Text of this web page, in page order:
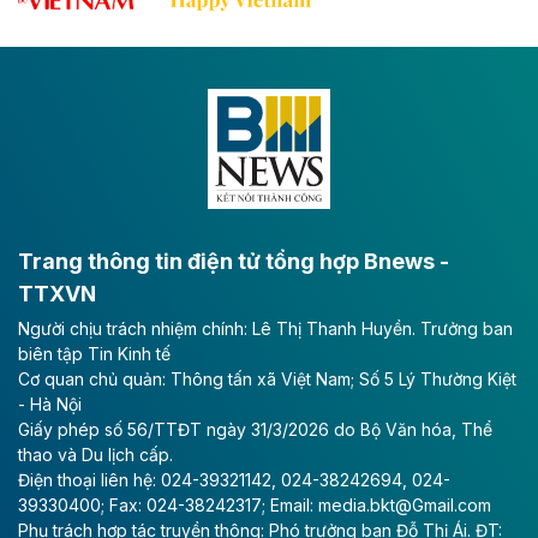
tốc CT.11 qua Ninh Bình
Đông A dài khoảng 25,1 km được kỳ vọng sẽ tạo động
lực phát triển kinh tế - xã hội khu vực phía Nam đồng
Long Thành
Tổng công ty Cảng hàng không Việt Nam - CTCP
(ACV) vừa lập kỷ lục mới về lợi nhuận trong quý
II/2026.
Theo baodautu.vn
Vinaconex lập đỉnh doanh thu
Tổng CTCP Xuất nhập khẩu và Xây dựng Việt Nam
(Vinaconex) đã khép lại nửa đầu năm với doanh thu
Trang thông tin điện tử tổng hợp Bnews -
TTXVN
Người chịu trách nhiệm chính: Lê Thị Thanh Huyền. Trưởng ban
biên tập Tin Kinh tế
Cơ quan chủ quản: Thông tấn xã Việt Nam; Số 5 Lý Thường Kiệt
- Hà Nội
Giấy phép số 56/TTĐT ngày 31/3/2026 do Bộ Văn hóa, Thể
thao và Du lịch cấp.
Điện thoại liên hệ: 024-39321142, 024-38242694, 024-
39330400; Fax: 024-38242317; Email: media.bkt@Gmail.com
Phụ trách hợp tác truyền thông: Phó trưởng ban Đỗ Thị Ái. ĐT: